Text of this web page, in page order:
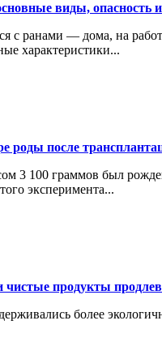
виды, опасность
с ранами — дома, на
характеристики...
роды после
3 100 граммов был
эксперимента...
чистые продукты
более